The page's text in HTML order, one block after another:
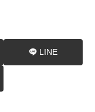
LINE